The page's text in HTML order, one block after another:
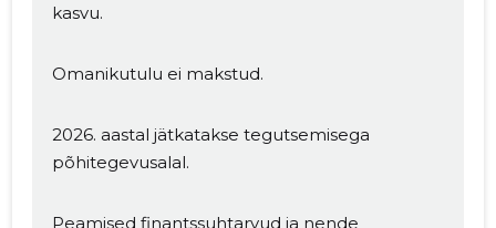
kasvu.
Omanikutulu ei makstud.
2026. aastal jätkatakse tegutsemisega
põhitegevusalal.
Peamised finantssuhtarvud ja nende